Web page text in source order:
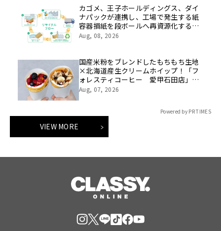
カゴメ、王子ホールディングス、ダイ
ナパックが連携し、工場で発生する紙
容器損紙を段ボールへ再資源化する実
証を開始
Aug, 08, 2026
国産米粉をブレンドしたもちもち生地
×北海道産生クリームホイップ！「フ
ォレスティコーヒー 愛甲石田店」に
て、８月１７日（月）からクレープ販
Aug, 07, 2026
Powered by PR TIMES
VIEW MORE